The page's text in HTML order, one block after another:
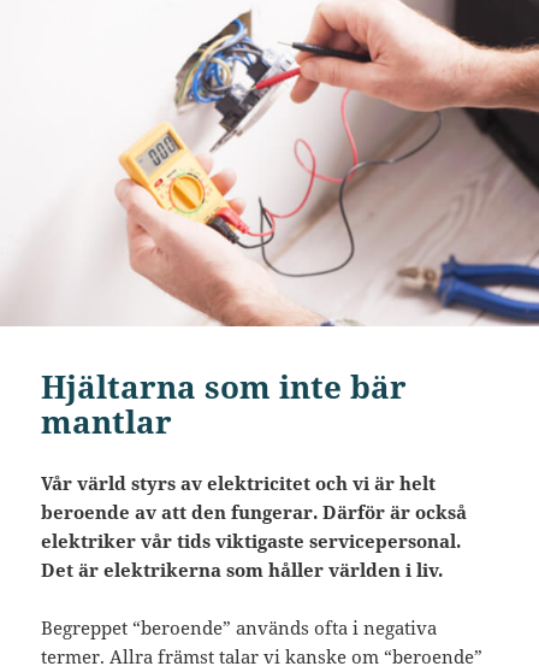
Hjältarna som inte bär
mantlar
Vår värld styrs av elektricitet och vi är helt
beroende av att den fungerar. Därför är också
elektriker vår tids viktigaste servicepersonal.
Det är elektrikerna som håller världen i liv.
Begreppet “beroende” används ofta i negativa
termer. Allra främst talar vi kanske om “beroende”